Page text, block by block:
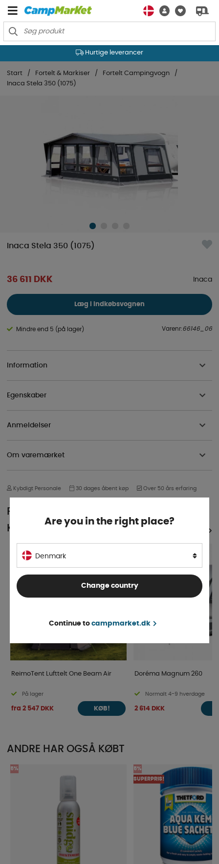
Hurtige leverancer
Start Fortelt & Markiser
Fortelt Campingvogn
Inaca Stela 350 (1075)
Inaca Stela 350 (1075)
36 611 DKK Inaca
Læg i indkøbsvognen
Mindre end 5 (på lager) Varenr:66146_06
Information
Egenskaber
Anmeldelser
Om varemærket
Kybdigt Personale 30 dages åbent køp Over 50 års erfaring
POPULÆR I SAMME
KATEGORI
ReimoTent Lufttelt One Beam Air
På lager
fra 2 547 DKK KØB!
Doréma Magnum 260
Normalt 4-9 hverdage
2 614 DKK
ANDRE HAR OGSÅ KØBT
5%
5%
SUPERPRIS!
Are you in the right place?
Denmark
Change country
Continue to campmarket.dk